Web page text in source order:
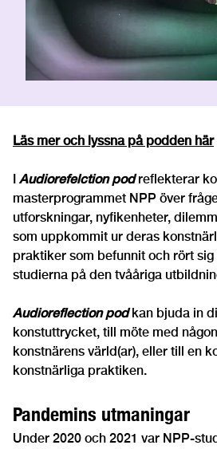
Läs mer och lyssna på podden här
IAudiorefelction podreflekterar
masterprogrammet NPP över
utforskningar, nyfikenheter,
som uppkommit ur deras
praktiker som befunnit och rört
studierna på den tvååriga
Audioreflection podkan bjuda in
konstuttrycket, till möte med
konstnärens värld(ar), eller till en
konstnärliga praktiken.
Pandemins utmaningar
Under 2020 och 2021 var NPP-